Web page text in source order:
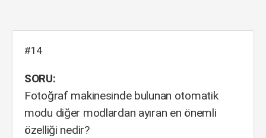
#14
SORU:
Fotoğraf makinesinde bulunan otomatik
modu diğer modlardan ayıran en önemli
özelliği nedir?